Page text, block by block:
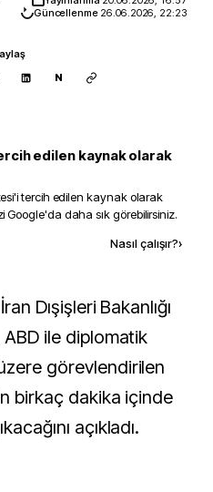
Güncellenme 26.06.2026, 22:23
N
edilen kaynak olarak
'i tercih edilen kaynak olarak
Google'da daha sık görebilirsiniz.
Nasıl çalışır?›
ile diplomatik
görevlendirilen
birkaç dakika içinde
açıkladı.